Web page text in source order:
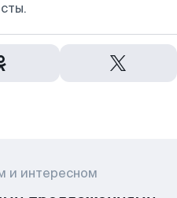
и интересном